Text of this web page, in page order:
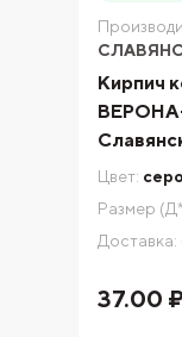
Кирпич
Цвет:
Размер
Доставка:
37.00 ₽